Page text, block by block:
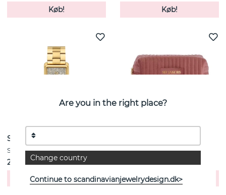
Køb!
Køb!
SANTINA WATCH GOLD
Sif Jakobs
2649 kr
Køb!
Sif Jakobs
Køb!
Are you in the right place?
Change country
Continue to scandinavianjewelrydesign.dk>